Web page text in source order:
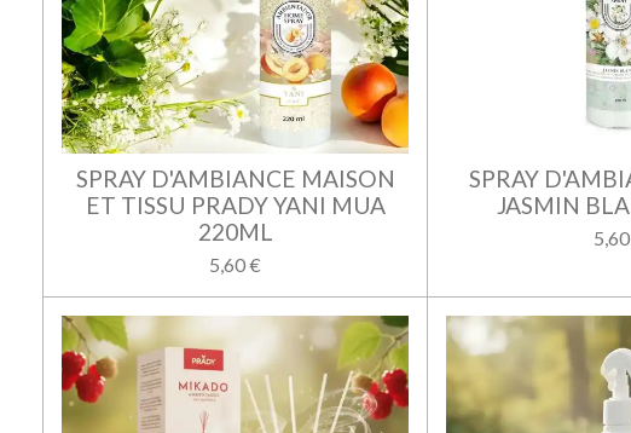
SPRAY D'AMBIANCE MAISON
ET TISSU PRADY YANI MUA
220ML
5,60 €
SPRAY
JASMIN